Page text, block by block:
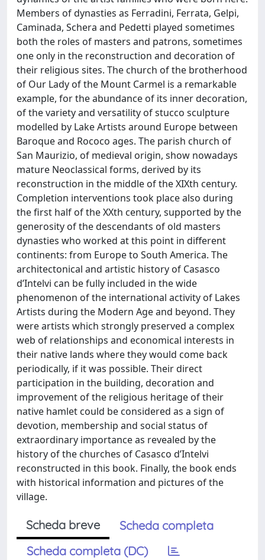
Members of dynasties as Ferradini, Ferrata, Gelpi,
Caminada, Schera and Pedetti played sometimes
both the roles of masters and patrons, sometimes
one only in the reconstruction and decoration of
their religious sites. The church of the brotherhood
of Our Lady of the Mount Carmel is a remarkable
example, for the abundance of its inner decoration,
of the variety and versatility of stucco sculpture
modelled by Lake Artists around Europe between
Baroque and Rococo ages. The parish church of
San Maurizio, of medieval origin, show nowadays
mature Neoclassical forms, derived by its
reconstruction in the middle of the XIXth century.
Completion interventions took place also during
the first half of the XXth century, supported by the
generosity of the descendants of old masters
dynasties who worked at this point in different
continents: from Europe to South America. The
architectonical and artistic history of Casasco
d’Intelvi can be fully included in the wide
phenomenon of the international activity of Lakes
Artists during the Modern Age and beyond. They
were artists which strongly preserved a complex
web of relationships and economical interests in
their native lands where they would come back
periodically, if it was possible. Their direct
participation in the building, decoration and
improvement of the religious heritage of their
native hamlet could be considered as a sign of
devotion, membership and social status of
extraordinary importance as revealed by the
history of the churches of Casasco d’Intelvi
reconstructed in this book. Finally, the book ends
with historical information and pictures of the
village.
Scheda breve
Scheda completa
Scheda completa (DC)